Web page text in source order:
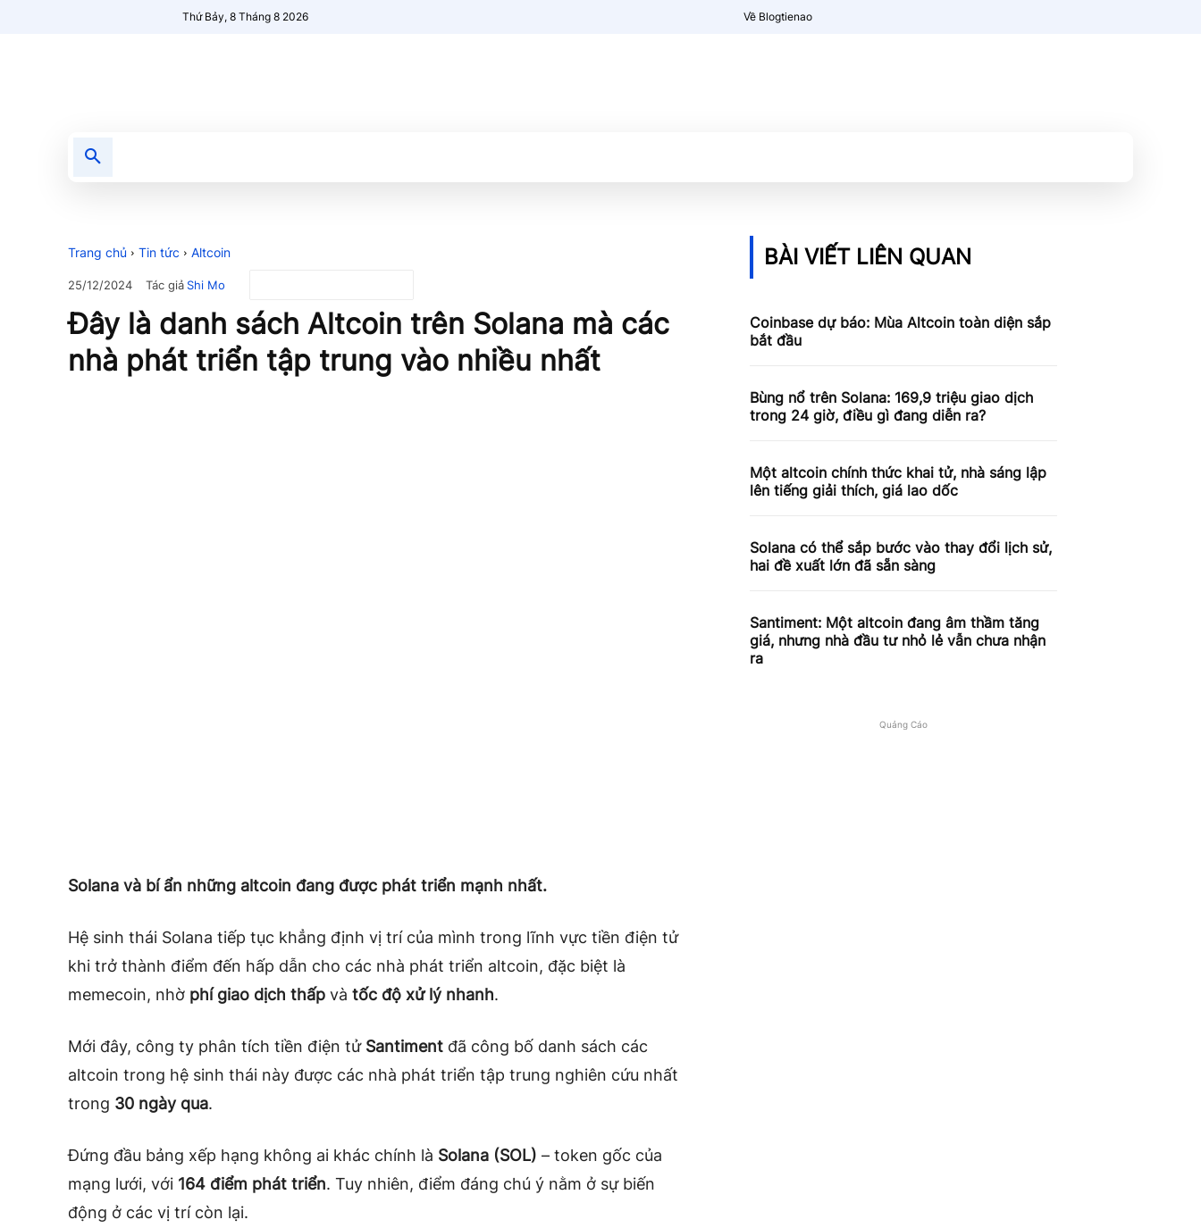
Thứ Bảy, 8 Tháng 8 2026 Về Blogtienao
Trang chủ Tin tức Altcoin
25/12/2024 Tác giảShi Mo
Đây là danh sách Altcoin trên Solana mà các
nhà phát triển tập trung vào nhiều nhất
Solana và bí ẩn những altcoin đang được phát triển mạnh nhất.
Hệ sinh thái Solana tiếp tục khẳng định vị trí của mình trong lĩnh vực tiền điện tử
khi trở thành điểm đến hấp dẫn cho các nhà phát triển altcoin, đặc biệt là
memecoin, nhờ phí giao dịch thấp và tốc độ xử lý nhanh.
Mới đây, công ty phân tích tiền điện tử Santiment đã công bố danh sách các
altcoin trong hệ sinh thái này được các nhà phát triển tập trung nghiên cứu nhất
trong 30 ngày qua.
Đứng đầu bảng xếp hạng không ai khác chính là Solana (SOL) – token gốc của
mạng lưới, với 164 điểm phát triển. Tuy nhiên, điểm đáng chú ý nằm ở sự biến
động ở các vị trí còn lại.
BÀI VIẾT LIÊN QUAN
Coinbase dự báo: Mùa Altcoin toàn diện sắp
bắt đầu
Bùng nổ trên Solana: 169,9 triệu giao dịch
trong 24 giờ, điều gì đang diễn ra?
Một altcoin chính thức khai tử, nhà sáng lập
lên tiếng giải thích, giá lao dốc
Solana có thể sắp bước vào thay đổi lịch sử,
hai đề xuất lớn đã sẵn sàng
Santiment: Một altcoin đang âm thầm tăng
giá, nhưng nhà đầu tư nhỏ lẻ vẫn chưa nhận
ra
Quảng Cáo